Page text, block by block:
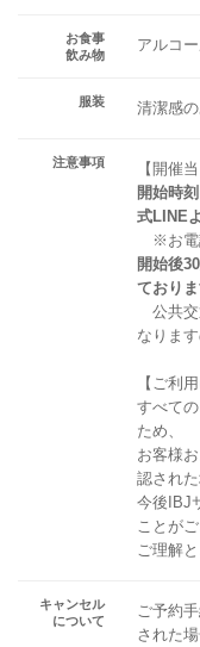
お食事
飲み物
アルコ
服装 清潔感
注意事項
【開催
開始時
式LINE
※お電
開始後
ておりま
公共交
なりま
【ご利
すべて
ため、
お客様
認された
今後IBJ
ことが
ご理解
キャンセル
について
ご予約
された